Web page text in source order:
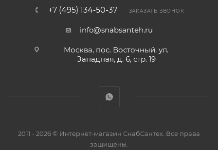
+7 (495) 134-50-37 ЗАКАЗАТЬ ЗВОНОК
info@snabsanteh.ru
Москва, пос. Восточный, ул.
Западная, д. 6, стр. 19
2011 - 2026 © Интернет-магазин СнабСантех. Все права
защищены.